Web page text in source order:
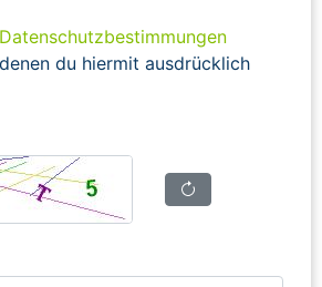
Datenschutzbestimmungen
du hiermit ausdrücklich